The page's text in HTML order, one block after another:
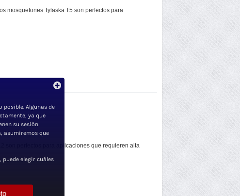
mosquetones Tylaska T5 son perfectos para
son perfectos para aplicaciones que requieren alta
Algunas de
ya que
su sesión
asumiremos que
elegir cuáles